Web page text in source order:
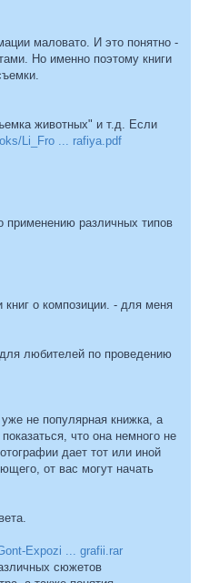
маловато. И это понятно -
Но именно поэтому книги
животных" и т.д. Если
Li_Fro ... rafiya.pdf
различных типов
книг о композиции. - для меня
любителей по проведению
не популярная книжка, а
что она немного не
дает тот или иной
от вас могут начать
Expozi ... grafii.rar
сюжетов